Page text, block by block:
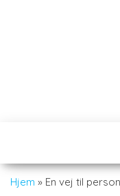
Hjem » En vej til